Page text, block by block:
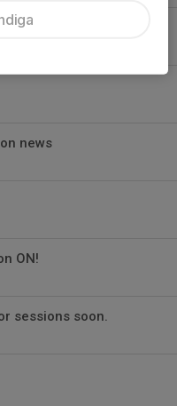
- GUBBÄNGEN
news
ON!
sessions soon.